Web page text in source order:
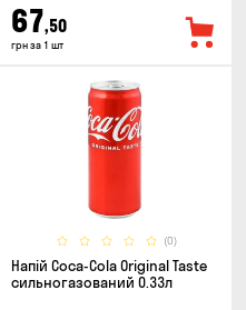
67,50
грн за 1 шт
(0)
Напій Coca-Cola Original Taste
сильногазований 0.33л